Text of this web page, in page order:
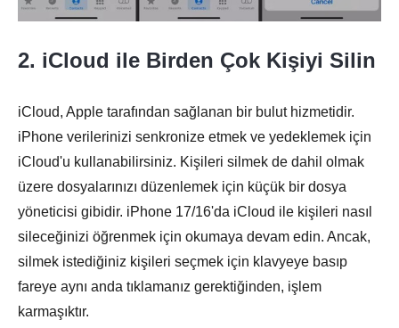
Adım 2.
2. iCloud ile Birden Çok Kişiyi Silin
iCloud, Apple tarafından sağlanan bir bulut hizmetidir.
iPhone verilerinizi senkronize etmek ve yedeklemek için
iCloud'u kullanabilirsiniz. Kişileri silmek de dahil olmak
üzere dosyalarınızı düzenlemek için küçük bir dosya
yöneticisi gibidir. iPhone 17/16'da iCloud ile kişileri nasıl
sileceğinizi öğrenmek için okumaya devam edin. Ancak,
silmek istediğiniz kişileri seçmek için klavyeye basıp
fareye aynı anda tıklamanız gerektiğinden, işlem
karmaşıktır.